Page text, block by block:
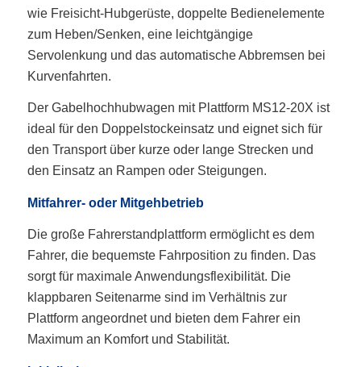
wie Freisicht-Hubgerüste, doppelte Bedienelemente
zum Heben/Senken, eine leichtgängige
Servolenkung und das automatische Abbremsen bei
Kurvenfahrten.
Der Gabelhochhubwagen mit Plattform MS12-20X ist
ideal für den Doppelstockeinsatz und eignet sich für
den Transport über kurze oder lange Strecken und
den Einsatz an Rampen oder Steigungen.
Mitfahrer- oder Mitgehbetrieb
Die große Fahrerstandplattform ermöglicht es dem
Fahrer, die bequemste Fahrposition zu finden. Das
sorgt für maximale Anwendungsflexibilität. Die
klappbaren Seitenarme sind im Verhältnis zur
Plattform angeordnet und bieten dem Fahrer ein
Maximum an Komfort und Stabilität.